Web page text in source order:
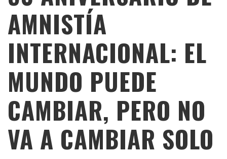
AMNISTÍA
INTERNACIONAL: EL
MUNDO PUEDE
CAMBIAR, PERO NO
VA A CAMBIAR SOLO